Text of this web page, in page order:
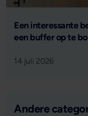
Lees verder
Een interessante
een buffer op te
14 juli 2026
Andere